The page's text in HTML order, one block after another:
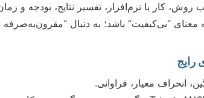
روش، کار با نرم‌افزار، تفسیر نتایج، بودجه و
به معنای “بی‌کیفیت” باشد؛ به دنبال “مقرون‌به‌صرفه
رایج
انحراف معیار، فراوانی.